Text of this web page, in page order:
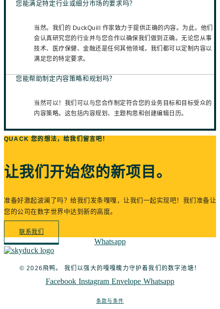
您能满足特定行业或细分市场的要求吗？
当然。我们的 DuckQuill 作家致力于提供正确的内容。为此，他们
会认真研究您的行业并与您合作以确保我们做到正确。无论您从事
技术、医疗保健、金融还是任何其他领域，我们都可以定制内容以
满足您的特定要求。
您能帮助制定内容策略和规划吗？
当然可以！我们可以与您合作制定符合您的业务目标和目标受众的
内容策略。这包括内容规划、主题构思和创建编辑日历。
QUACK 您的想法，给我们留言吧！
让我们开始您的新项目。
准备好激起波澜了吗？给我们发条嘎嘎，让我们一起实现吧！我们准备让
您的公司在数字世界中达到新的高度。
联系我们
Whatsapp
© 2026飛鸭。 我们以强大的嘎嘎魄力守护着我们的数字池塘！
Facebook Instagram Envelope Whatsapp
条款与条件